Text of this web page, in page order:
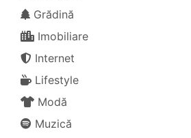
Grădină
Imobiliare
Internet
Lifestyle
Modă
Muzică